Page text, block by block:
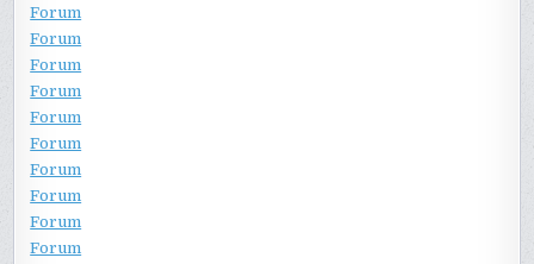
Forum
Forum
Forum
Forum
Forum
Forum
Forum
Forum
Forum
Forum